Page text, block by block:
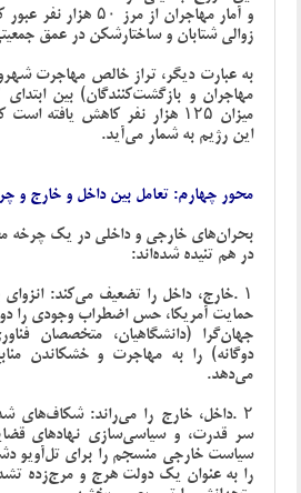
و آمار مهاجران از مرز
زوالی شتابان و ساختارشکن در عمق
به عبارت دیگر، تراز خالص مهاجرت
میزان ۱۲۵ هزار نفر کاهش یافته
این رژیم به شمار می‌آید.
محور چهارم: تعامل بین داخل و خارج و
بحران‌های خارجی و داخلی در یک چرخه
در هم تنیده شده‌اند:
۱ .خارج، داخل را تضعیف می‌کند:
حمایت آمریکا، حس اضطراب وجودی را
جهان‌گرا (دانشگاهیان، متخصصان
دوگانه) را به مهاجرت و خشکاندن
می‌دهد.
۲ .داخل، خارج را می‌راند: شکاف‌های
سر قدرت، و سیاسی‌سازی نهادهای
سیاست خارجی منسجم را برای تل‌آویو
را به عنوان یک دولت هرج و مرج‌زده